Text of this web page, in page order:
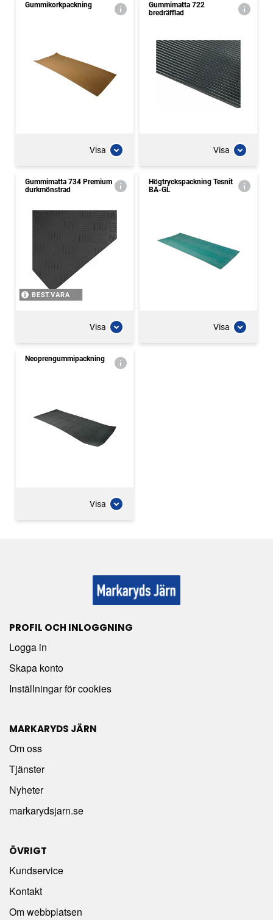
Gummikorkpackning
Visa
Gummimatta 722
bredräfflad
Visa
Gummimatta 734 Premium
durkmönstrad
BEST.VARA
Visa
Högtryckspackning Tesnit
BA-GL
Visa
Neoprengummipackning
Visa
PROFIL OCH INLOGGNING
Logga in
Skapa konto
Inställningar för cookies
MARKARYDS JÄRN
Om oss
Tjänster
Nyheter
markarydsjarn.se
ÖVRIGT
Kundservice
Kontakt
Om webbplatsen